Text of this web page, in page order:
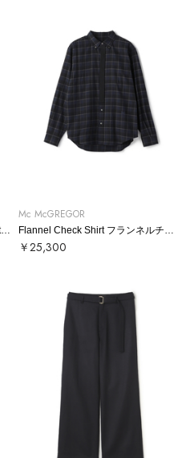
Wool Gabardine Anti-Freeze Jacket ウールギャバアンチフリーズ
Mc McGREGOR
￥25,300